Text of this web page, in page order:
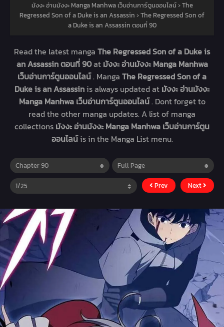
มังงะ อ่านมังงะ Manga Manhwa เว็บอ่านการ์ตูนออนไลน์›The
Regressed Son of a Duke is an Assassin ›The Regressed Son of
a Duke is an Assassin ตอนที่ 90
Read the latest manga The Regressed Son of a Duke is
an Assassin ตอนที่ 90at มังงะ อ่านมังงะ Manga Manhwa
เว็บอ่านการ์ตูนออนไลน์. Manga The Regressed Son of a
Duke is an Assassinis always updated at มังงะ อ่านมังงะ
Manga Manhwa เว็บอ่านการ์ตูนออนไลน์. Dont forget to
read the other manga updates. A list of manga
collections มังงะ อ่านมังงะ Manga Manhwa เว็บอ่านการ์ตูน
ออนไลน์is in the Manga List menu.
Prev Next